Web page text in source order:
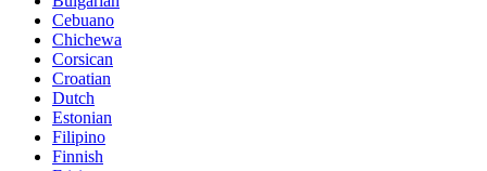
Cebuano
Chichewa
Corsican
Croatian
Dutch
Estonian
Filipino
Finnish